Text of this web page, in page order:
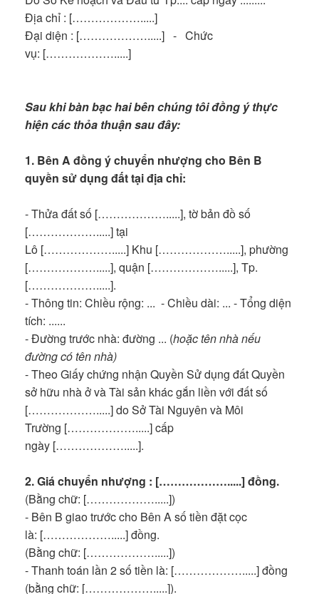
Địa chỉ : [……………….....]
Đại diện : [……………….....] - Chức
vụ: [……………….....]
Sau khi bàn bạc hai bên chúng tôi đồng ý thực
hiện các thỏa thuận sau đây:
1. Bên A đồng ý chuyển nhượng cho Bên B
quyền sử dụng đất tại địa chỉ:
- Thửa đất số [……………….....], tờ bản đồ số
[……………….....] tại
Lô [……………….....] Khu [……………….....], phường
[……………….....], quận [……………….....], Tp.
[……………….....].
- Thông tin: Chiều rộng: ... - Chiều dài: ... - Tổng diện
tích: ......
- Đường trước nhà: đường ... (hoặc tên nhà nếu
đường có tên nhà)
- Theo Giấy chứng nhận Quyền Sử dụng đất Quyền
sở hữu nhà ở và Tài sản khác gắn liền với đất số
[……………….....] do Sở Tài Nguyên và Môi
Trường [……………….....] cấp
ngày [……………….....].
2. Giá chuyển nhượng : [……………….....] đồng.
(Bằng chữ: [……………….....])
- Bên B giao trước cho Bên A số tiền đặt cọc
là: [……………….....] đồng.
(Bằng chữ: [……………….....])
- Thanh toán lần 2 số tiền là: [……………….....] đồng
(bằng chữ: [……………….....]).